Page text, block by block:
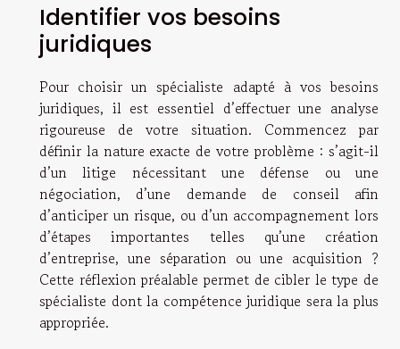
Identifier vos besoins
juridiques
Pour choisir un spécialiste adapté à vos besoins
juridiques, il est essentiel d’effectuer une analyse
rigoureuse de votre situation. Commencez par
définir la nature exacte de votre problème : s’agit-il
d’un litige nécessitant une défense ou une
négociation, d’une demande de conseil afin
d’anticiper un risque, ou d’un accompagnement lors
d’étapes importantes telles qu’une création
d’entreprise, une séparation ou une acquisition ?
Cette réflexion préalable permet de cibler le type de
spécialiste dont la compétence juridique sera la plus
appropriée.